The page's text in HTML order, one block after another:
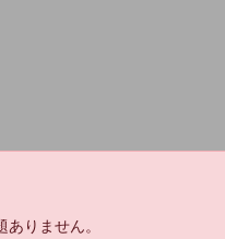
りません。